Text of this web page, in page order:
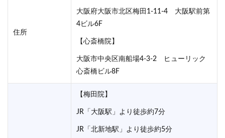
地下鉄四つ橋
10:00～20:00
住所
大阪府大阪市北区梅田1-11-4 大阪駅前第
4ビル6F
【心斎橋院】
大阪市中央区南船場4-3-2 ヒューリック
心斎橋ビル8F
【梅田院】
JR「大阪駅」より徒歩約7分
JR「北新地駅」より徒歩約5分